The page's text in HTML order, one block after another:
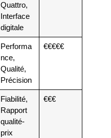
Quattro,
Interface
digitale
Performa
nce,
Qualité,
Précision
€€€€€
Fiabilité,
Rapport
qualité-
prix
€€€